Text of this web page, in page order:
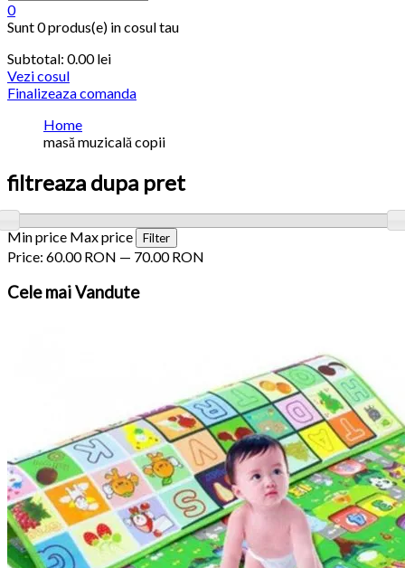
0
Sunt0 produs(e) in cosul tau
Subtotal: 0.00 lei
Vezi cosul
Finalizeaza comanda
Home
masă muzicală copii
filtreaza dupa pret
Min price Max price Filter
Price: 60.00 RON — 70.00 RON
Celemai Vandute